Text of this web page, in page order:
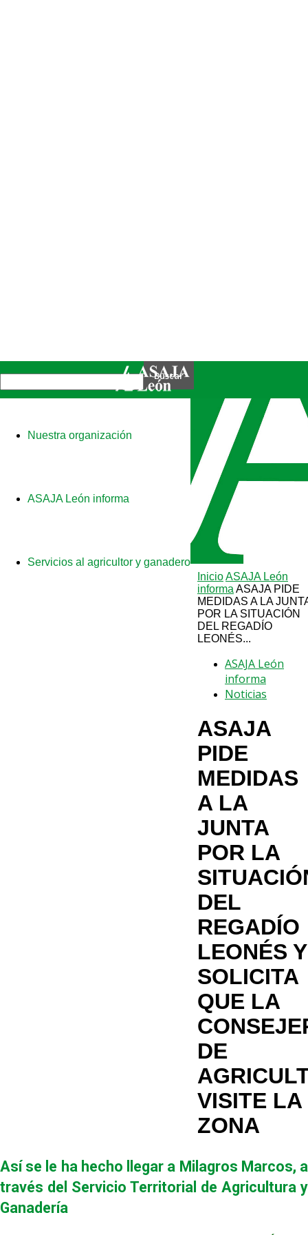
Nuestra organización
ASAJA León informa
Servicios al agricultor y ganadero
InicioASAJA León
informa ASAJA PIDE
MEDIDAS A LA
POR LA SITUACIÓN
DEL REGADÍO
LEONÉS...
ASAJA León
informa
Noticias
ASAJA
PIDE
MEDIDAS
A LA
JUNTA
POR LA
DEL
REGADÍO
LEONÉS Y
SOLICITA
QUE LA
DE
VISITE LA
ZONA
Así se le ha hecho llegar a Milagros Marcos, a
través del Servicio Territorial de Agricultura y
Ganadería